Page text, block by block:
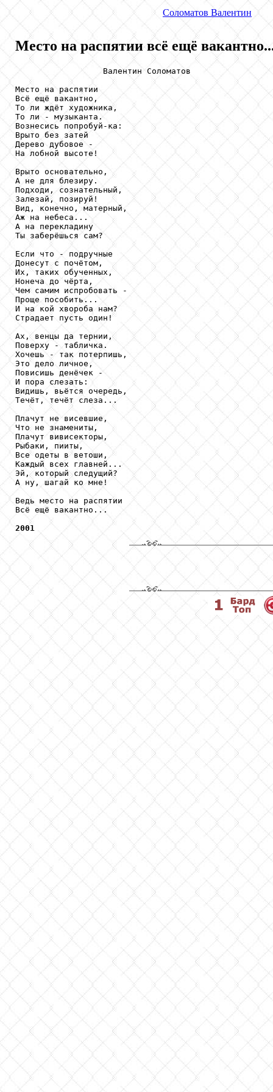
Соломатов Валентин
Место на распятии всё ещё
                  Валентин Соломатов
Место на распятии
Всё ещё вакантно,
То ли ждёт художника,
То ли - музыканта.
Вознесись попробуй-ка:
Врыто без затей
Дерево дубовое -
На лобной высоте!
Врыто основательно,
А не для блезиру.
Подходи, сознательный,
Залезай, позируй!
Вид, конечно, матерный,
Аж на небеса...
А на перекладину
Ты заберёшься сам?
Если что - подручные
Донесут с почётом,
Их, таких обученных,
Нонеча до чёрта,
Чем самим испробовать -
Проще пособить...
И на кой хвороба нам?
Страдает пусть один!
Ах, венцы да тернии,
Поверху - табличка.
Хочешь - так потерпишь,
Это дело личное,
Повисишь денёчек -
И пора слезать:
Видишь, вьётся очередь,
Течёт, течёт слеза...
Плачут не висевшие,
Что не знамениты,
Плачут вивисекторы,
Рыбаки, пииты,
Все одеты в ветоши,
Каждый всех главней...
Эй, который следущий?
А ну, шагай ко мне!
Ведь место на распятии
Всё ещё вакантно...
2001